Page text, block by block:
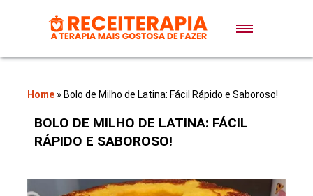
Doces e Sobremesas
Massas
Home » Bolo de Milho de Latina: Fácil Rápido e Saboroso!
BOLO DE MILHO DE LATINA: FÁCIL
RÁPIDO E SABOROSO!